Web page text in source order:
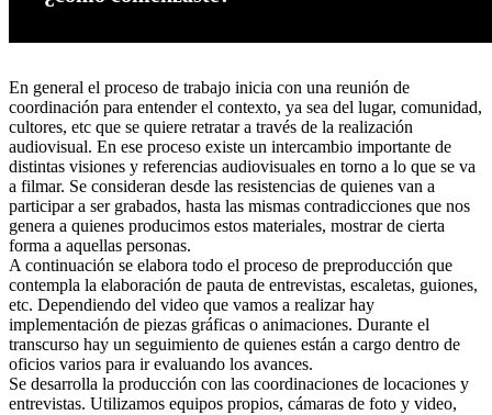
En general el proceso de trabajo inicia con una reunión de
coordinación para entender el contexto, ya sea del lugar, comunidad,
cultores, etc que se quiere retratar a través de la realización
audiovisual. En ese proceso existe un intercambio importante de
distintas visiones y referencias audiovisuales en torno a lo que se va
a filmar. Se consideran desde las resistencias de quienes van a
participar a ser grabados, hasta las mismas contradicciones que nos
genera a quienes producimos estos materiales, mostrar de cierta
forma a aquellas personas.
A continuación se elabora todo el proceso de preproducción que
contempla la elaboración de pauta de entrevistas, escaletas, guiones,
etc. Dependiendo del video que vamos a realizar hay
implementación de piezas gráficas o animaciones. Durante el
transcurso hay un seguimiento de quienes están a cargo dentro de
oficios varios para ir evaluando los avances.
Se desarrolla la producción con las coordinaciones de locaciones y
entrevistas. Utilizamos equipos propios, cámaras de foto y video,